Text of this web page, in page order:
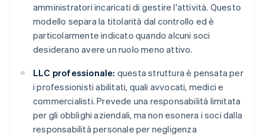
amministratori incaricati di gestire l'attività. Questo
modello separa la titolarità dal controllo ed è
particolarmente indicato quando alcuni soci
desiderano avere un ruolo meno attivo.
LLC professionale: questa struttura è pensata per
i professionisti abilitati, quali avvocati, medici e
commercialisti. Prevede una responsabilità limitata
per gli obblighi aziendali, ma non esonera i soci dalla
responsabilità personale per negligenza